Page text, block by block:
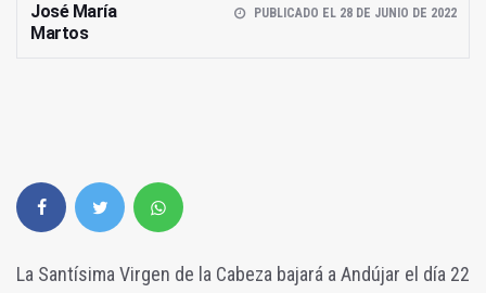
José María
Martos
PUBLICADO EL 28 DE JUNIO DE 2022
La Santísima Virgen de la Cabeza bajará a Andújar el día 22